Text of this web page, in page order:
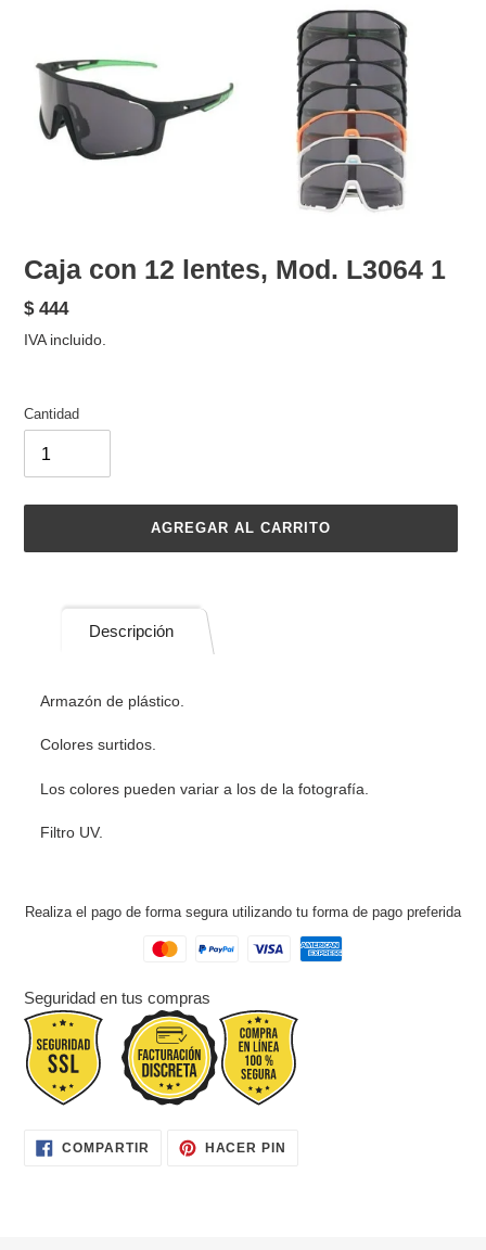
Caja con 12 lentes, Mod. L3064 1
Precio
habitual
$ 444
IVA incluido.
Cantidad
AGREGAR AL CARRITO
carrito
compra
Descripción
Armazón de plástico.
Colores surtidos.
Los colores pueden variar a los de la fotografía.
Filtro UV.
Realiza el pago de forma segura utilizando tu forma de pago preferida
Seguridad en tus compras
COMPARTIR COMPARTIRHACER PIN